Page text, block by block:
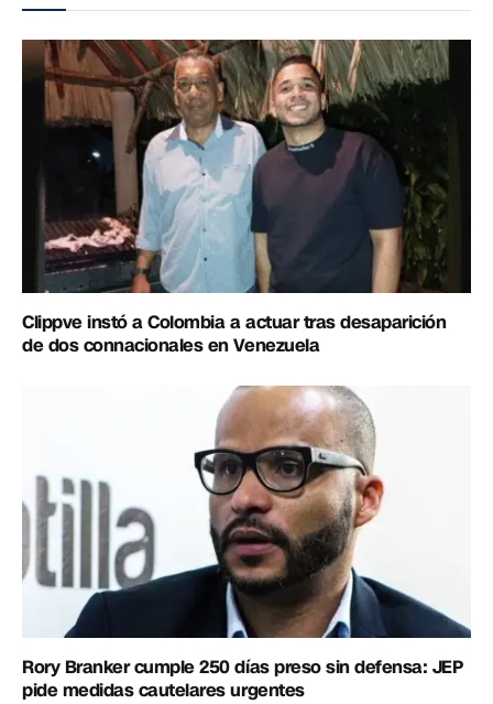
Clippve instó a Colombia a actuar tras desaparición
de dos connacionales en Venezuela
Rory Branker cumple 250 días preso sin defensa: JEP
pide medidas cautelares urgentes